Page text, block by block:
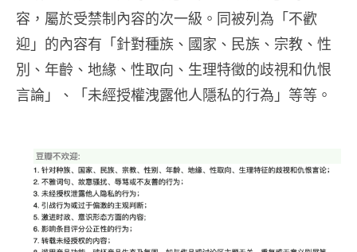
容，屬於受禁制內容的次一級。同被列為「不歡
迎」的內容有「針對種族、國家、民族、宗教、性
別、年齡、地緣、性取向、生理特徵的歧視和仇恨
言論」、「未經授權洩露他人隱私的行為」等等。